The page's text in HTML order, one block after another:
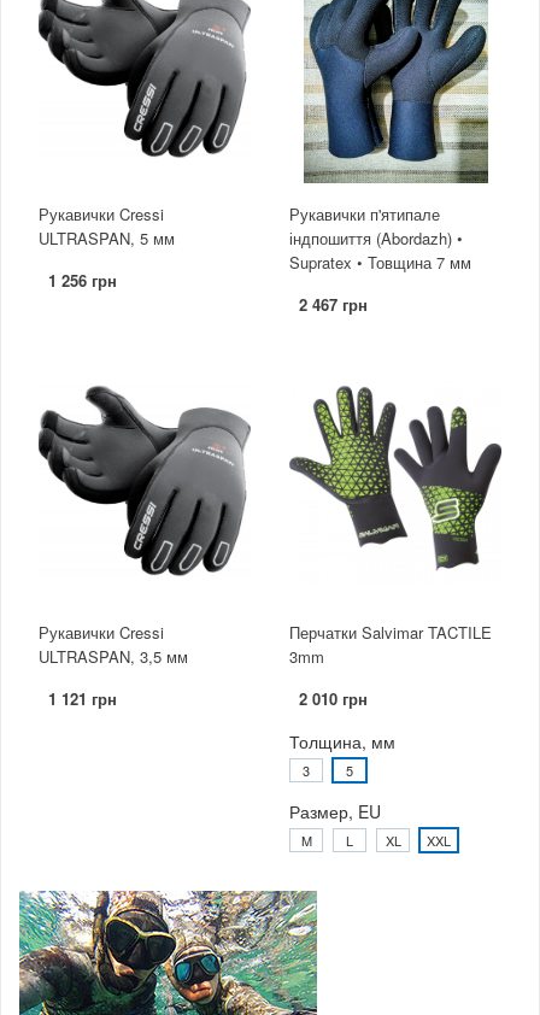
Рукавички Cressi
ULTRASPAN, 5 мм
1 256 грн
Рукавички п'ятипале
індпошиття (Abordazh) •
Supratex • Товщина 7 мм
2 467 грн
Рукавички Cressi
ULTRASPAN, 3,5 мм
1 121 грн
Перчатки Salvimar TACTILE
3mm
2 010 грн
Толщина, мм
3 5
Размер, EU
M L XL XXL